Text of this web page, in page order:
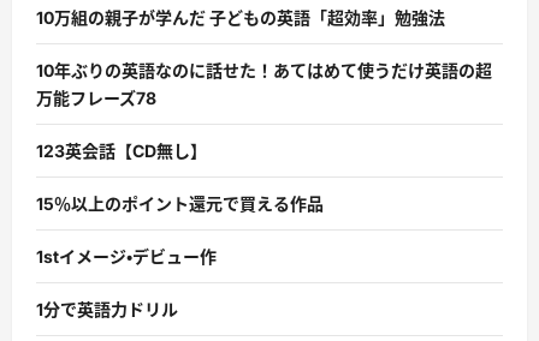
10万組の親子が学んだ 子どもの英語「超効率」勉強法
10年ぶりの英語なのに話せた！あてはめて使うだけ英語の超
万能フレーズ78
123英会話【CD無し】
15％以上のポイント還元で買える作品
1stイメージ・デビュー作
1分で英語力ドリル